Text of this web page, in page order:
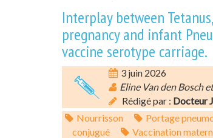
Interplay between
pregnancy and infant
vaccine serotype carriage.
3 juin 2026
Eline Van den Bosch
Rédigé par : Docteur
Nourrisson
Portage
conjugué
Vaccination